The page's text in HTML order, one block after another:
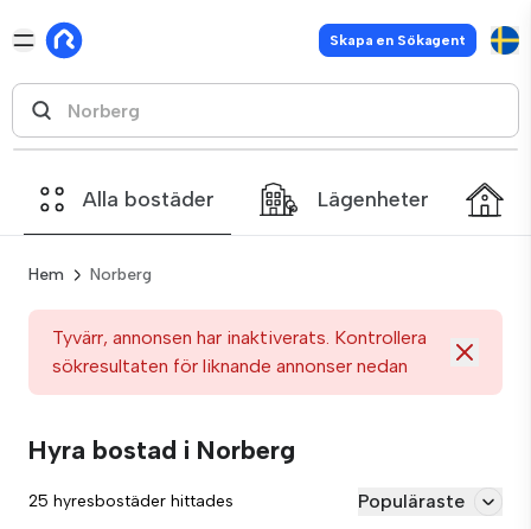
Skapa en Sökagent
Alla bostäder Lägenheter
Hem Norberg
Tyvärr, annonsen har inaktiverats. Kontrollera
sökresultaten för liknande annonser nedan
Hyra bostad i Norberg
25 hyresbostäder hittades Populäraste